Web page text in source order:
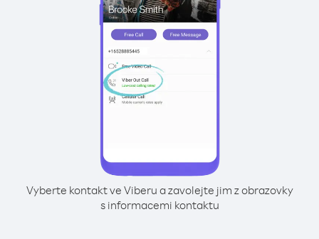
Vyberte kontakt ve Viberu a zavolejte jim z obrazovky
s informacemi kontaktu